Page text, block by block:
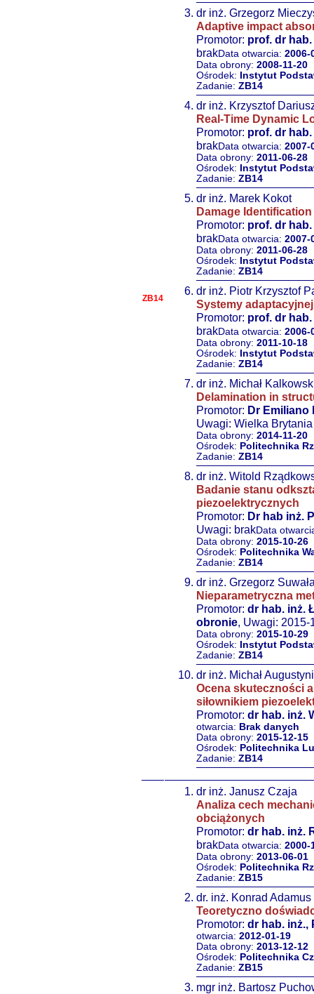
ZB14
dr inż. Grzegorz
Adaptive impact
Promotor: prof. dr
brakData otwarcia: 2006-
Data obrony: 2008-11-20
Ośrodek:
Instytut
Zadanie: ZB14
dr inż. Krzysztof
Real-Time Dynamic
Promotor: prof. dr
brakData otwarcia: 2007-
Data obrony: 2011-06-28
Ośrodek:
Instytut
Zadanie: ZB14
dr inż. Marek Kokot
Damage
Promotor: prof. dr
brakData otwarcia: 2007-
Data obrony: 2011-06-28
Ośrodek:
Instytut
Zadanie: ZB14
dr inż. Piotr Krzysztof
Systemy
Promotor: prof. dr
brakData otwarcia: 2006-
Data obrony: 2011-10-18
Ośrodek:
Instytut
Zadanie: ZB14
dr inż. Michał
Delamination in
Promotor: Dr Emiliano
Uwagi: Wielka
Data obrony: 2014-11-20
Ośrodek: Politechnika
Zadanie: ZB14
dr inż. Witold
Badanie stanu
piezoelektrycznych
Promotor: Dr hab inż.
Uwagi: brakData
Data obrony: 2015-10-26
Ośrodek: Politechnika
Zadanie: ZB14
dr inż. Grzegorz
Nieparametryczna
Promotor: dr hab. inż.
obronie, Uwagi: 2015-
Data obrony: 2015-10-29
Ośrodek:
Instytut
Zadanie: ZB14
dr inż. Michał
Ocena skuteczności
siłownikiem
Promotor: dr hab. inż.
otwarcia: Brak danych
Data obrony: 2015-12-15
Ośrodek: Politechnika
Zadanie: ZB14
dr inż. Janusz Czaja
Analiza cech
obciążonych
Promotor: dr hab. inż.
brakData otwarcia: 2000-
Data obrony: 2013-06-01
Ośrodek: Politechnika
Zadanie: ZB15
dr. inż. Konrad Adamus
Teoretyczno
Promotor: dr hab. inż.,
otwarcia: 2012-01-19
Data obrony: 2013-12-12
Ośrodek: Politechnika
Zadanie: ZB15
mgr inż. Bartosz